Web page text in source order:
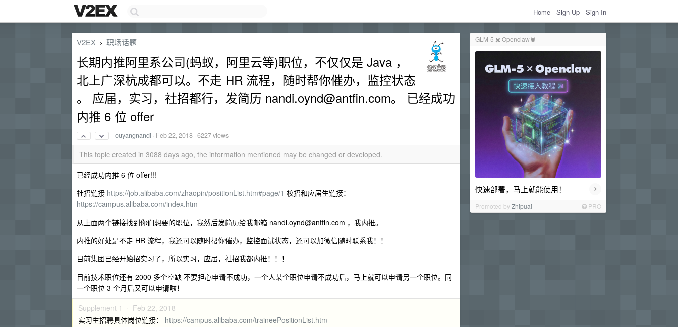
Home Sign Up Sign In
GLM-5 ✖️ Openclaw🦞
快速部署，马上就能使用！ ›
Promoted byZhipuai PRO
V2EX › 职场话题
长期内推阿里系公司(蚂蚁，阿里云等)职位，不仅仅是 Java ，
北上广深杭成都可以。不走 HR 流程，随时帮你催办，监控状态
。 应届，实习，社招都行，发简历 nandi.oynd@antfin.com。 已经成功
内推 6 位 offer
ouyangnandi · Feb 22, 2018 · 6227 views
This topic created in 3088 days ago, the information mentioned may be changed or developed.
已经成功内推 6 位 offer!!!
社招链接 https://job.alibaba.com/zhaopin/positionList.htm#page/1 校招和应届生链接：
https://campus.alibaba.com/index.htm
从上面两个链接找到你们想要的职位，我然后发简历给我邮箱 nandi.oynd@antfin.com ，我内推。
内推的好处是不走 HR 流程，我还可以随时帮你催办，监控面试状态，还可以加微信随时联系我！！
目前集团已经开始招实习了，所以实习，应届，社招我都内推！！！
目前技术职位还有 2000 多个空缺 不要担心申请不成功，一个人某个职位申请不成功后，马上就可以申请另一个职位。同
一个职位 3 个月后又可以申请啦！
Supplement 1 · Feb 22, 2018
实习生招聘具体岗位链接： https://campus.alibaba.com/traineePositionList.htm